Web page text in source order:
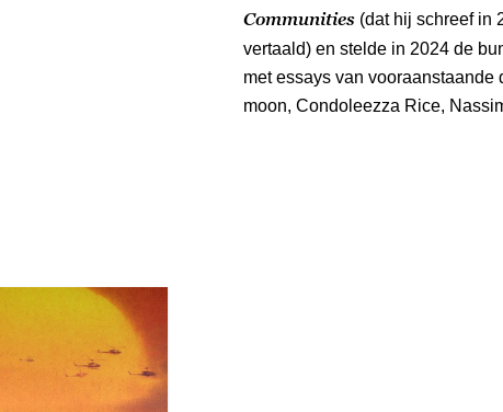
Communities (dat hij schreef in
vertaald) en stelde in 2024 de
met essays van
moon, Condoleezza Rice,